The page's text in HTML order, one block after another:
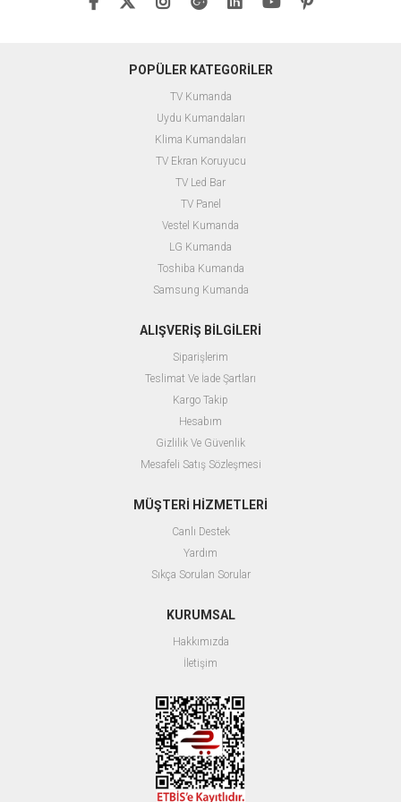
POPÜLER KATEGORİLER
TV Kumanda
Uydu Kumandaları
Klima Kumandaları
TV Ekran Koruyucu
TV Led Bar
TV Panel
Vestel Kumanda
LG Kumanda
Toshiba Kumanda
Samsung Kumanda
ALIŞVERİŞ BİLGİLERİ
Siparişlerim
Teslimat Ve İade Şartları
Kargo Takip
Hesabım
Gizlilik Ve Güvenlik
Mesafeli Satış Sözleşmesi
MÜŞTERİ HİZMETLERİ
Canlı Destek
Yardım
Sıkça Sorulan Sorular
KURUMSAL
Hakkımızda
İletişim